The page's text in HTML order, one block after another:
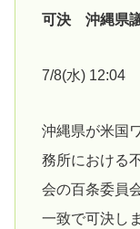
可決 沖縄県
7/8(水) 12:04
沖縄県が米国
務所における
会の百条委員
一致で可決し